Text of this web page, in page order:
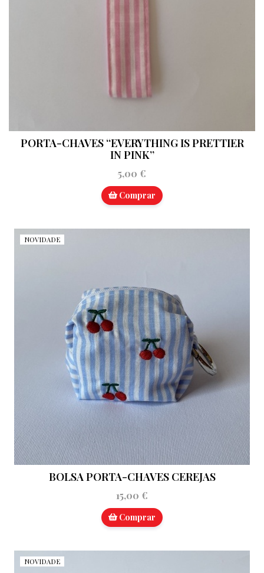
PORTA-CHAVES “EVERYTHING IS PRETTIER
IN PINK”
5,00 €
Comprar
NOVIDADE
BOLSA PORTA-CHAVES CEREJAS
15,00 €
Comprar
NOVIDADE